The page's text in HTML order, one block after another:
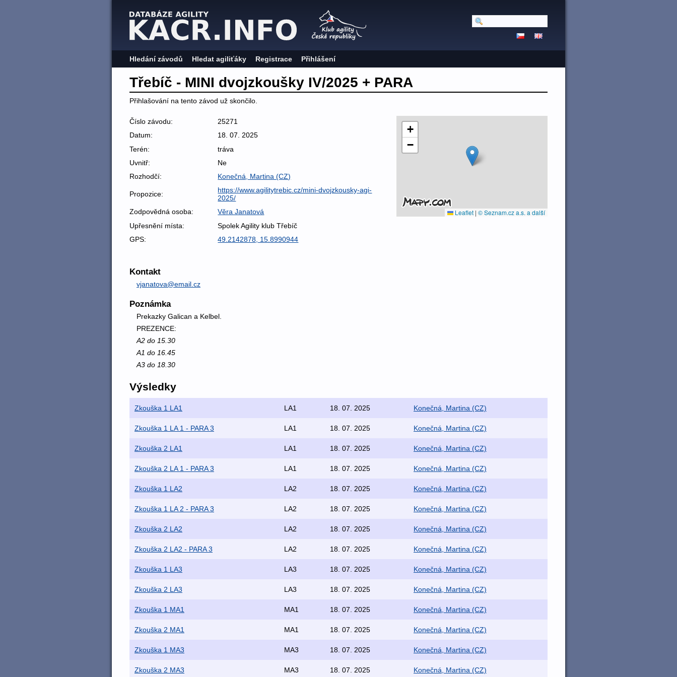
Hledání závodů Hledat agiliťáky Registrace Přihlášení
Třebíč - MINI dvojzkoušky IV/2025 + PARA
Přihlašování na tento závod už skončilo.
Číslo závodu:
25271
Datum:
18. 07. 2025
Terén:
tráva
Uvnitř:
Ne
Rozhodčí:
Konečná, Martina (CZ)
Propozice:
https://www.agilitytrebic.cz/mini-dvojzkousky-agi-
2025/
Zodpovědná osoba:
Věra Janatová
Upřesnění místa:
Spolek Agility klub Třebíč
GPS:
49.2142878, 15.8990944
+
−
Leaflet | © Seznam.cz a.s. a další
Kontakt
vjanatova@email.cz
Poznámka
Prekazky Galican a Kelbel.
PREZENCE:
A2 do 15.30
A1 do 16.45
A3 do 18.30
Výsledky
Zkouška 1 LA1 LA1 18. 07. 2025 Konečná, Martina (CZ)
Zkouška 1 LA 1 - PARA 3 LA1 18. 07. 2025 Konečná, Martina (CZ)
Zkouška 2 LA1 LA1 18. 07. 2025 Konečná, Martina (CZ)
Zkouška 2 LA 1 - PARA 3 LA1 18. 07. 2025 Konečná, Martina (CZ)
Zkouška 1 LA2 LA2 18. 07. 2025 Konečná, Martina (CZ)
Zkouška 1 LA 2 - PARA 3 LA2 18. 07. 2025 Konečná, Martina (CZ)
Zkouška 2 LA2 LA2 18. 07. 2025 Konečná, Martina (CZ)
Zkouška 2 LA2 - PARA 3 LA2 18. 07. 2025 Konečná, Martina (CZ)
Zkouška 1 LA3 LA3 18. 07. 2025 Konečná, Martina (CZ)
Zkouška 2 LA3 LA3 18. 07. 2025 Konečná, Martina (CZ)
Zkouška 1 MA1 MA1 18. 07. 2025 Konečná, Martina (CZ)
Zkouška 2 MA1 MA1 18. 07. 2025 Konečná, Martina (CZ)
Zkouška 1 MA3 MA3 18. 07. 2025 Konečná, Martina (CZ)
Zkouška 2 MA3 MA3 18. 07. 2025 Konečná, Martina (CZ)